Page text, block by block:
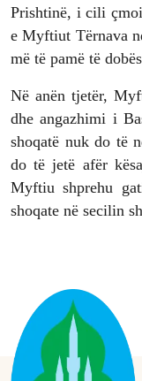
Prishtinë, i cili
e Myftiut Tërnava
më të pamë të
Në anën tjetër,
dhe angazhimi i
shoqatë nuk do të
do të jetë afër
Myftiu shprehu
shoqate në secilin